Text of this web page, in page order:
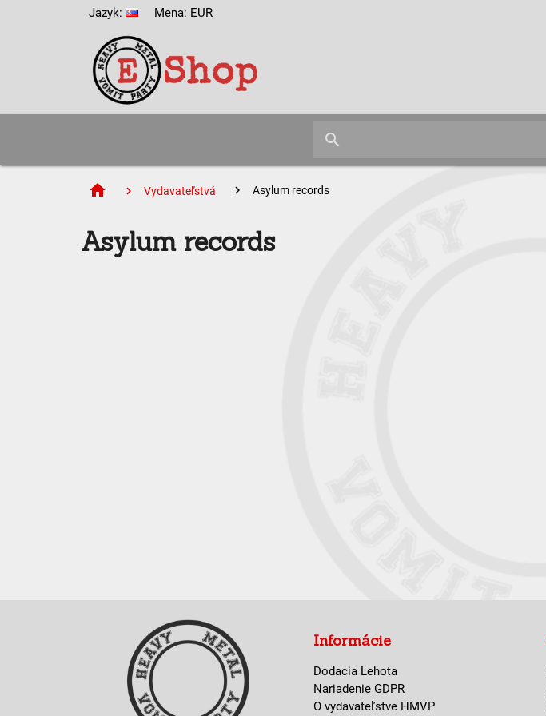
Jazyk: Mena: EUR
search
home Vydavateľstvá Asylum records
Asylum records
Informácie
Dodacia Lehota
Nariadenie GDPR
O vydavateľstve HMVP